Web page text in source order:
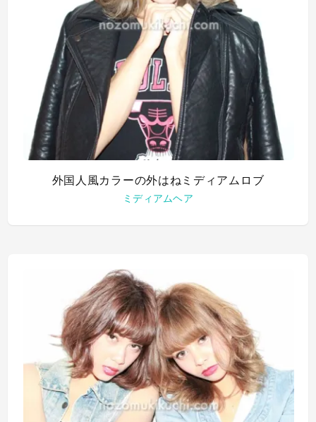
外国人風カラーの外はねミディアムロブ
ミディアムヘア